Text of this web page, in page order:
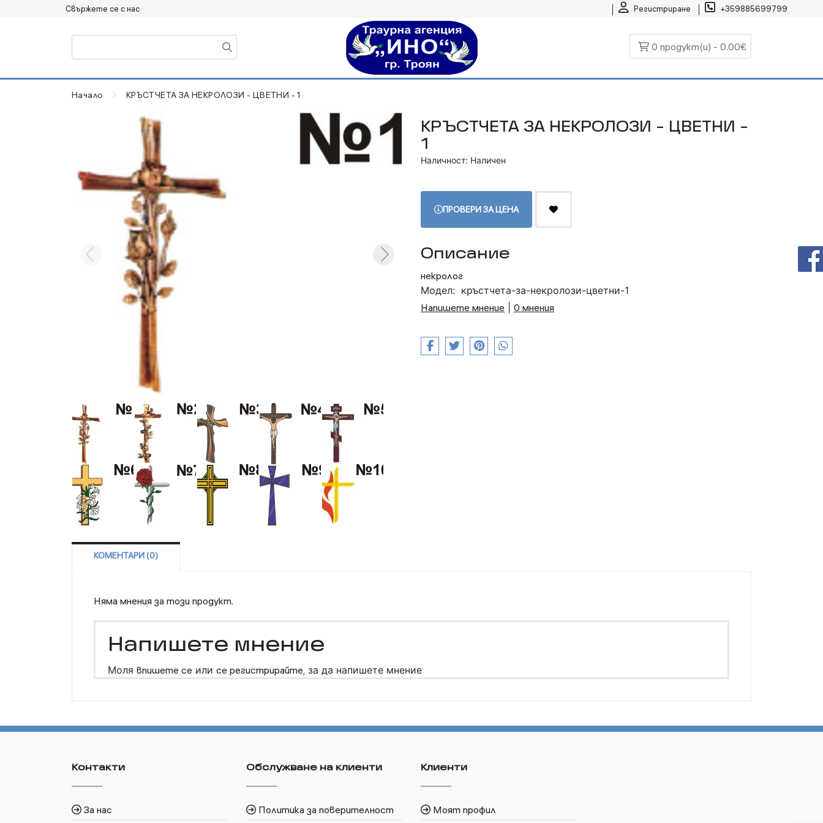
Регистриране +359885699799
Свържете се с нас
0 продукт(и) - 0.00€
Начало КРЪСТЧЕТА ЗА НЕКРОЛОЗИ - ЦВЕТНИ - 1
КРЪСТЧЕТА ЗА НЕКРОЛОЗИ - ЦВЕТНИ -
1
Наличност: Наличен
ПРОВЕРИ ЗА ЦЕНА
Описание
некролог
Модел: кръстчета-за-некролози-цветни-1
Напишете мнение
0 мнения
КОМЕНТАРИ (0)
Няма мнения за този продукт.
Напишете мнение
Моля впишете се или се регистрирайте, за да напишете мнение
Контакти
За нас
Обслужване на клиенти
Политика за поверителност
Клиенти
Моят профил